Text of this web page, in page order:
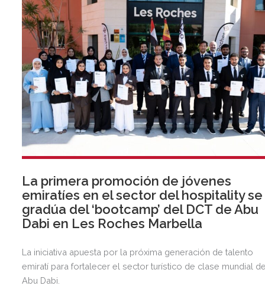
La primera promoción de jóvenes
emiratíes en el sector del hospitality se
gradúa del ‘bootcamp’ del DCT de Abu
Dabi en Les Roches Marbella
La iniciativa apuesta por la próxima generación de talento
emiratí para fortalecer el sector turístico de clase mundial
Abu Dabi.